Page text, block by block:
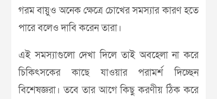
গরম বায়ুও অনেক ক্ষেত্রে চোখের সমস্যার কারণ হতে
পারে বলেও দাবি করেন তারা।
এই সমস্যাগুলো দেখা দিলে তাই অবহেলা না করে
চিকিৎসকের কাছে যাওয়ার পরামর্শ দিচ্ছেন
বিশেষজ্ঞরা। তবে তার আগে কিছু করণীয় ঠিক করে